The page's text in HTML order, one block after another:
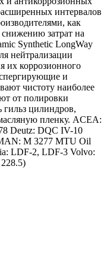
интервалов
как
затрат на
Synthetic LongWay
нейтрализации
их коррозионного
и
чистоту наиболее
от полировки
цилиндров,
пленку. ACEA:
Deutz: DQC IV-10
M 3277 MTU Oil
LDF-2, LDF-3 Volvo: